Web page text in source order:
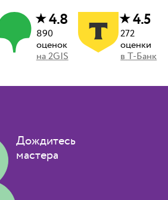
★4.8
890
оценок
на2GIS
★4.5
272
оценки
вТ-Банк
Дождитесь
мастера